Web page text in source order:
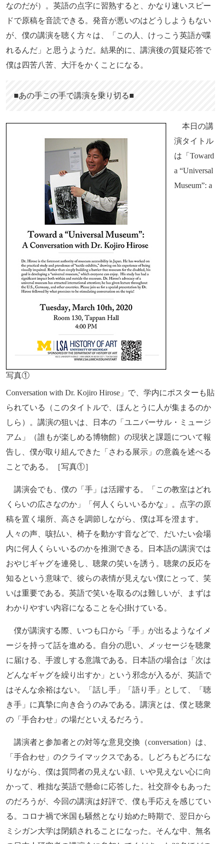
なのだが）。英語の点字に習熟すると、かなり速いスピー
ドで原稿を音読できる。発音が悪いのはどうしようもない
が、僕の講演を聴く方々は、「この人、けっこう英語が喋
れるんだ」と思うようだ。結果的に、講演後の質疑応答で
僕は四苦八苦、大汗をかくことになる。
■あの手この手で講演を乗り切る■
写真①
本日の講
演タイトル
は「Toward
a “Universal
Museum”: a
Conversation with Dr. Kojiro Hirose」で、学内にポスターも貼
られている（このタイトルで、ほんとうに人が集まるのか
しら）。講演の狙いは、日本の「ユニバーサル・ミュージ
アム」（誰もが楽しめる博物館）の現状と課題について報
告し、僕が取り組んできた「さわる展示」の意義を述べる
ことである。［写真①］
講演会でも、僕の「手」は活躍する。「この教室はどれ
くらいの広さなのか」「何人くらいいるかな」。点字の原
稿を置く場所、高さを調節しながら、僕は耳を澄ます。
人々の声、咳払い、椅子を動かす音などで、だいたい会場
内に何人くらいいるのかを推測できる。日本語の講演では
おやじギャグを連発し、聴衆の笑いを誘う。聴衆の反応を
知るという意味で、彼らの表情が見えない僕にとって、笑
いは重要である。英語で笑いを取るのは難しいが、まずは
わかりやすい内容になることを心掛けている。
僕が講演する際、いつも口から「手」が出るようなイメ
ージを持って話を進める。自分の思い、メッセージを聴衆
に届ける、手渡しする意識である。日本語の場合は「次は
どんなギャグを繰り出すか」という邪念が入るが、英語で
はそんな余裕はない。「話し手」「語り手」として、「聴
き手」に真摯に向き合うのみである。講演とは、僕と聴衆
の「手合わせ」の場だといえるだろう。
講演者と参加者との対等な意見交換（conversation）は、
「手合わせ」のクライマックスである。しどろもどろにな
りながら、僕は質問者の見えない顔、いや見えない心に向
かって、稚拙な英語で懸命に応答した。社交辞令もあった
のだろうが、今回の講演は好評で、僕も手応えを感じてい
る。コロナ禍で米国も騒然となり始めた時期で、翌日から
ミシガン大学は閉鎖されることになった。そんな中、無名